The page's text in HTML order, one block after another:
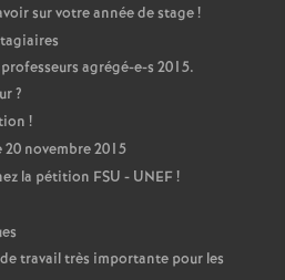
sur votre année de stage!
agrégé-e-s 2015.
?
!
20 novembre 2015
la pétition FSU - UNEF!
travail très importante pour les